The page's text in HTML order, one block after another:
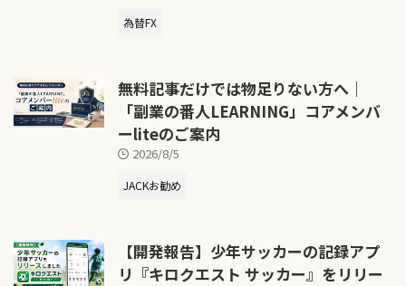
為替FX
無料記事だけでは物足りない方へ｜
「副業の番人LEARNING」コアメンバ
ーliteのご案内
2026/8/5
JACKお勧め
【開発報告】少年サッカーの記録アプ
リ『キロクエスト サッカー』をリリー